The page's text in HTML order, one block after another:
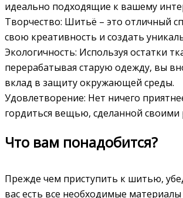
идеально подходящие к вашему
Творчество: Шитьё – это отличный
свою креативность и создать
Экологичность: Используя остатки
перерабатывая старую одежду, вы
вклад в защиту окружающей среды.
Удовлетворение: Нет ничего
гордиться вещью, сделанной своими
Что вам понадобится?
Прежде чем приступить к шитью,
вас есть все необходимые